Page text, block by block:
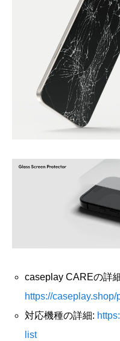
caseplay CAREの詳
https://
対応機種の詳細:
list